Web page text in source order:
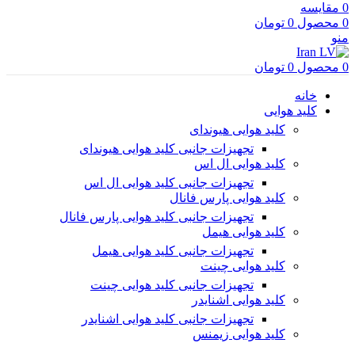
0 مقایسه
0 محصول 0 تومان
منو
0 محصول 0 تومان
خانه
کلید هوایی
کلید هوایی هیوندای
تجهیزات جانبی کلید هوایی هیوندای
کلید هوایی ال اس
تجهیزات جانبی کلید هوایی ال اس
کلید هوایی پارس فانال
تجهیزات جانبی کلید هوایی پارس فانال
کلید هوایی هیمل
تجهیزات جانبی کلید هوایی هیمل
کلید هوایی چینت
تجهیزات جانبی کلید هوایی چینت
کلید هوایی اشنایدر
تجهیزات جانبی کلید هوایی اشنایدر
کلید هوایی زیمنس